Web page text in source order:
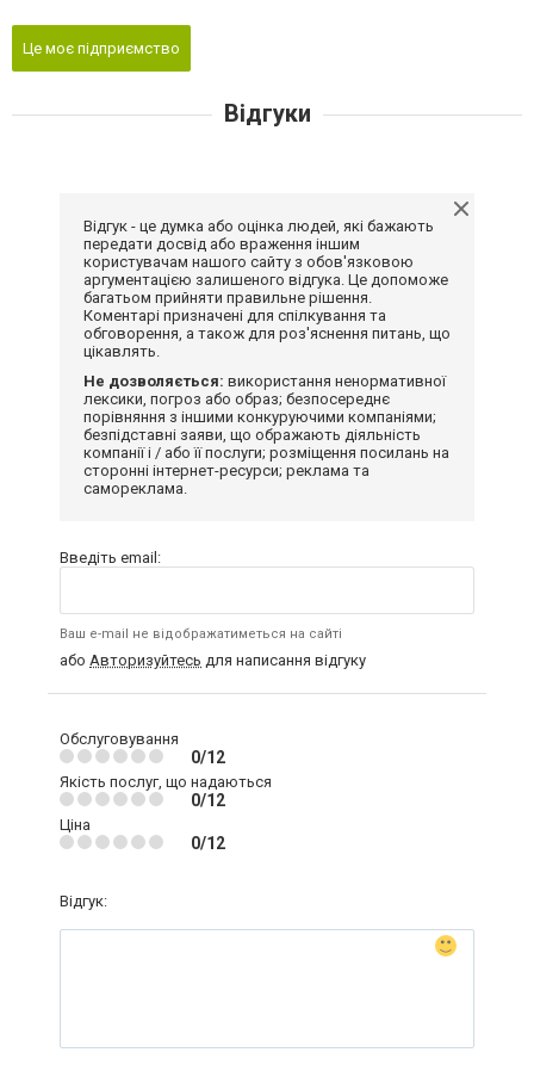
Це моє підприємство
Відгуки
Відгук - це думка або оцінка людей, які бажають
передати досвід або враження іншим
користувачам нашого сайту з обов'язковою
аргументацією залишеного відгука. Це допоможе
багатьом прийняти правильне рішення.
Коментарі призначені для спілкування та
обговорення, а також для роз'яснення питань, що
цікавлять.
Не дозволяється: використання ненормативної
лексики, погроз або образ; безпосереднє
порівняння з іншими конкуруючими компаніями;
безпідставні заяви, що ображають діяльність
компанії і / або її послуги; розміщення посилань на
сторонні інтернет-ресурси; реклама та
самореклама.
Введіть email:
Ваш e-mail не відображатиметься на сайті
або Авторизуйтесь для написання відгуку
Обслуговування
0/12
Якість послуг, що надаються
0/12
Ціна
0/12
Відгук: